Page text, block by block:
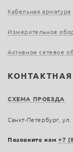
Кабельная арматура
Измерительное
Активное сетевое
СХЕМА ПРОЕЗДА
Санкт-Петербург,
Позвоните нам+7